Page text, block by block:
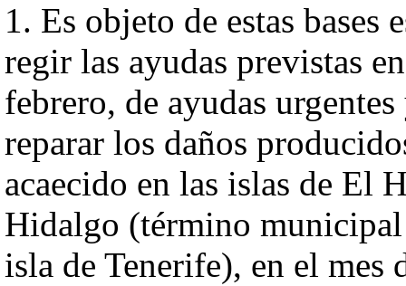
1. Es objeto de estas bases
regir las ayudas previstas
febrero, de ayudas
reparar los daños
acaecido en las islas de El
Hidalgo (término
isla de Tenerife), en el mes